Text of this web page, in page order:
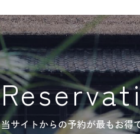
当サイトからの予約が最もお得